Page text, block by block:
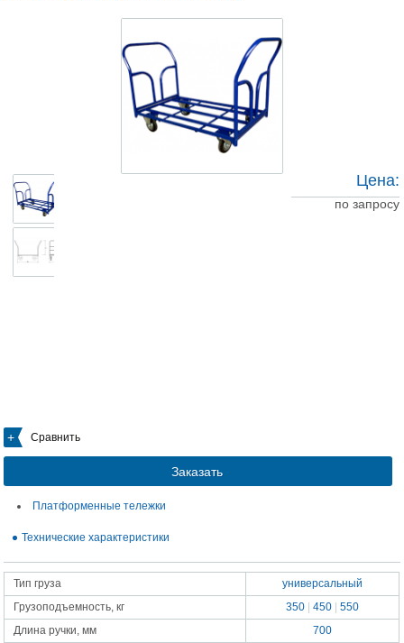
Сравнить
Заказать
Цена:
по запросу
Платформенные тележки
Технические характеристики
Тип груза
универсальный
Грузоподъемность, кг
350 |450 |550
Длина ручки, мм
700